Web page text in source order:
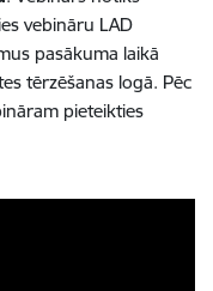
vebināru LAD
pasākuma laikā
tērzēšanas logā. Pēc
pieteikties